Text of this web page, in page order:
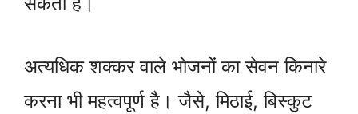
अत्यधिक शक्कर वाले भोजनों का सेवन किनारे
करना भी महत्वपूर्ण है। जैसे, मिठाई, बिस्कुट